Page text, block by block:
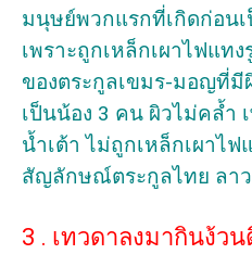
มนุษย์พวกแรกที่เกิดก่อน
เพราะถูกเหล็กเผาไฟแท
ของตระกูลเขมร-มอญที่
เป็นน้อง 3 คน ผิวไม่คล้ำ
น้ำเต้า ไม่ถูกเหล็กเผาไฟ
สัญลักษณ์ตระกูลไทย ลาว
3 . เทวดาลงมากินง้ว